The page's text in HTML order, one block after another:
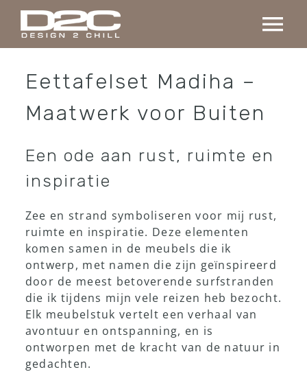
naar
inhoud
Collectie
Maatwerk
Over ons
Contact
Showroom
Eettafelset Madiha –
Maatwerk voor Buiten
Een ode aan rust, ruimte en
inspiratie
Zee en strand symboliseren voor mij rust,
ruimte en inspiratie. Deze elementen
komen samen in de meubels die ik
ontwerp, met namen die zijn geïnspireerd
door de meest betoverende surfstranden
die ik tijdens mijn vele reizen heb bezocht.
Elk meubelstuk vertelt een verhaal van
avontuur en ontspanning, en is
ontworpen met de kracht van de natuur in
gedachten.